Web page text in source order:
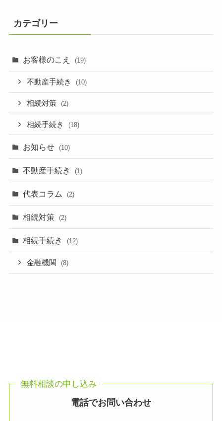
カテゴリー
お客様のこえ (19)
不動産手続き (10)
相続対策 (2)
相続手続き (18)
お知らせ (10)
不動産手続き (1)
代表コラム (2)
相続対策 (2)
相続手続き (12)
金融機関 (8)
無料相談の申し込み
電話でお問い合わせ